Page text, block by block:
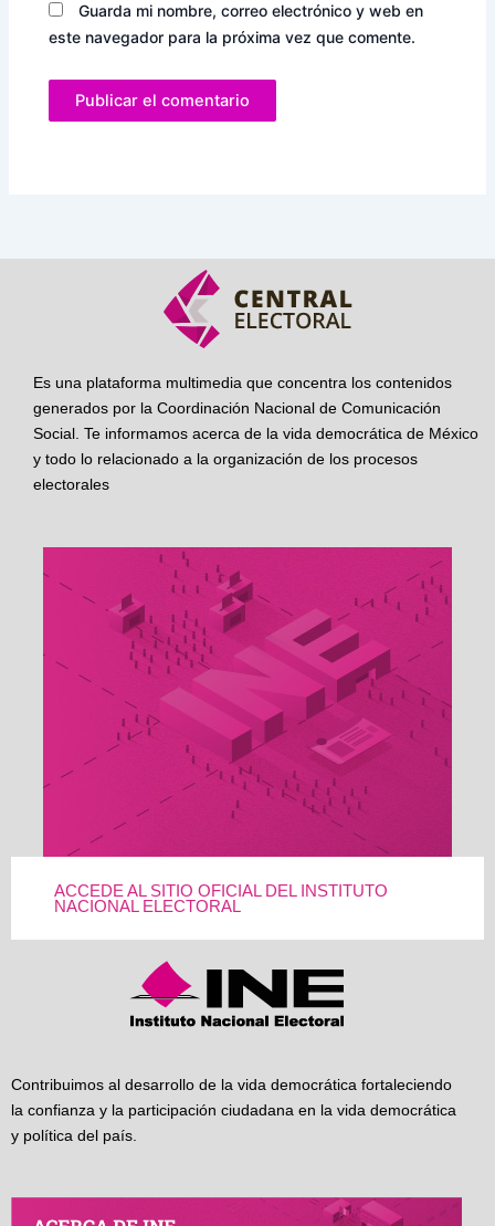
Guarda mi nombre, correo electrónico y web en
este navegador para la próxima vez que comente.
Es una plataforma multimedia que concentra los contenidos
generados por la Coordinación Nacional de Comunicación
Social. Te informamos acerca de la vida democrática de México
y todo lo relacionado a la organización de los procesos
electorales
ACCEDE AL SITIO OFICIAL DEL INSTITUTO
NACIONAL ELECTORAL
Contribuimos al desarrollo de la vida democrática fortaleciendo
la confianza y la participación ciudadana en la vida democrática
y política del país.